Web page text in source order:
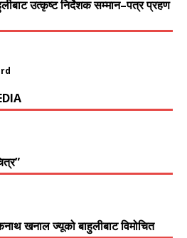
उत्कृष्ट निर्देशक सम्मान–पत्र प्रहण
खनाल ज्यूको बाहुलीबाट विमोचित